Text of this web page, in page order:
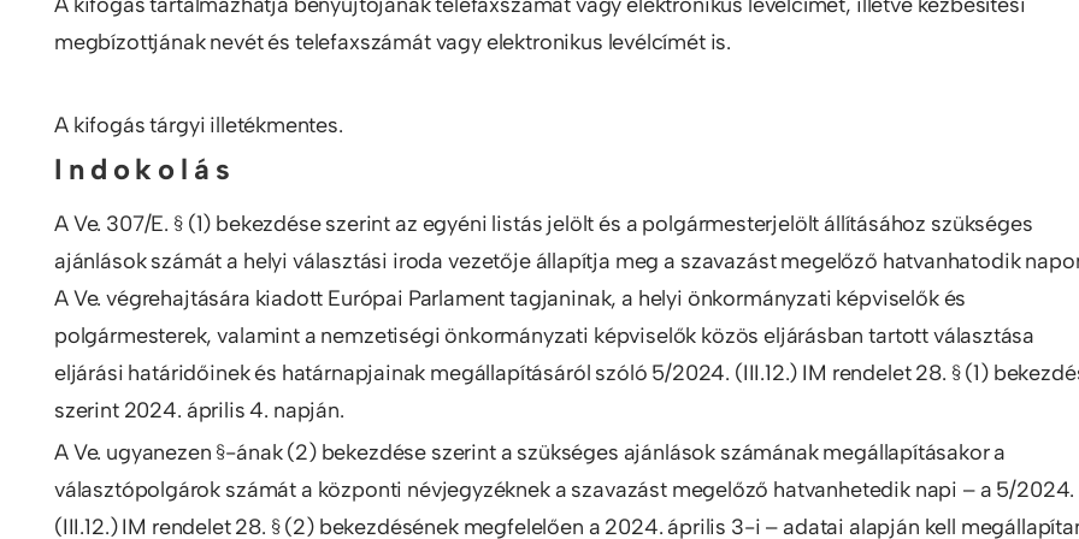
megbízottjának nevét és telefaxszámát vagy elektronikus levélcímét is.
A kifogás tárgyi illetékmentes.
I n d o k o l á s
A Ve. 307/E. § (1) bekezdése szerint az egyéni listás jelölt és a polgármesterjelölt állításához szükséges
ajánlások számát a helyi választási iroda vezetője állapítja meg a szavazást megelőző hatvanhatodik
A Ve. végrehajtására kiadott Európai Parlament tagjaninak, a helyi önkormányzati képviselők és
polgármesterek, valamint a nemzetiségi önkormányzati képviselők közös eljárásban tartott választása
eljárási határidőinek és határnapjainak megállapításáról szóló 5/2024. (III.12.) IM rendelet 28. § (1)
szerint 2024. április 4. napján.
A Ve. ugyanezen §-ának (2) bekezdése szerint a szükséges ajánlások számának megállapításakor a
választópolgárok számát a központi névjegyzéknek a szavazást megelőző hatvanhetedik napi – a 5/2024.
(III.12.) IM rendelet 28. § (2) bekezdésének megfelelően a 2024. április 3-i – adatai alapján kell